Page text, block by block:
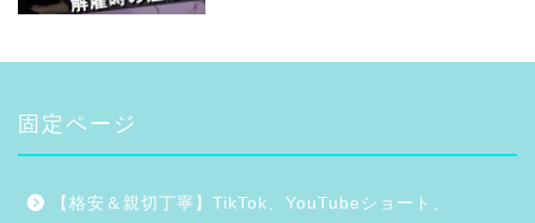
固定ページ
【格安＆親切丁寧】TikTok、YouTubeショート、